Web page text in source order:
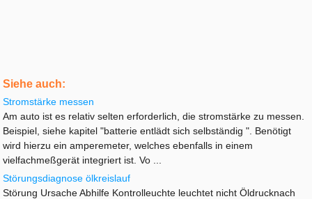
Siehe auch:
Stromstärke messen
Am auto ist es relativ selten erforderlich, die stromstärke zu messen.
Beispiel, siehe kapitel "batterie entlädt sich selbständig ". Benötigt
wird hierzu ein amperemeter, welches ebenfalls in einem
vielfachmeßgerät integriert ist. Vo ...
Störungsdiagnose ölkreislauf
Störung Ursache Abhilfe Kontrolleuchte leuchtet nicht Öldrucknach